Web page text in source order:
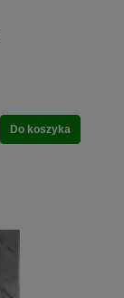
Do koszyka